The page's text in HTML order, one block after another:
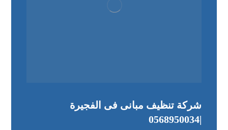
شركة تنظيف مبانى فى الفجيرة
|0568950034